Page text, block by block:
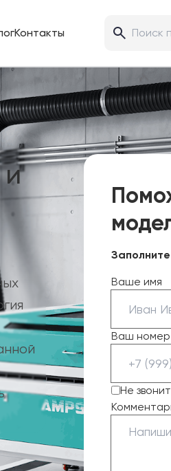
Контакты
Ваше имя
Ваш
Не